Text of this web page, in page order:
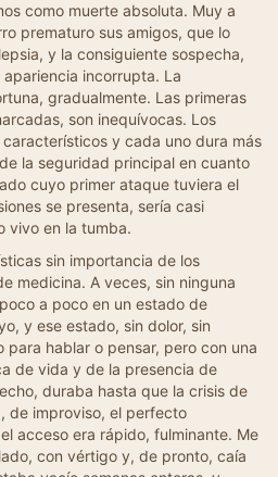
como muerte absoluta. Muy a
prematuro sus amigos, que lo
y la consiguiente sospecha,
incorrupta. La
gradualmente. Las primeras
son inequívocas. Los
y cada uno dura más
la seguridad principal en cuanto
cuyo primer ataque tuviera el
se presenta, sería casi
vivo en la tumba.
sin importancia de los
medicina. A veces, sin ninguna
a poco en un estado de
y ese estado, sin dolor, sin
hablar o pensar, pero con una
de vida y de la presencia de
duraba hasta que la crisis de
de improviso, el perfecto
acceso era rápido, fulminante. Me
con vértigo y, de pronto, caía